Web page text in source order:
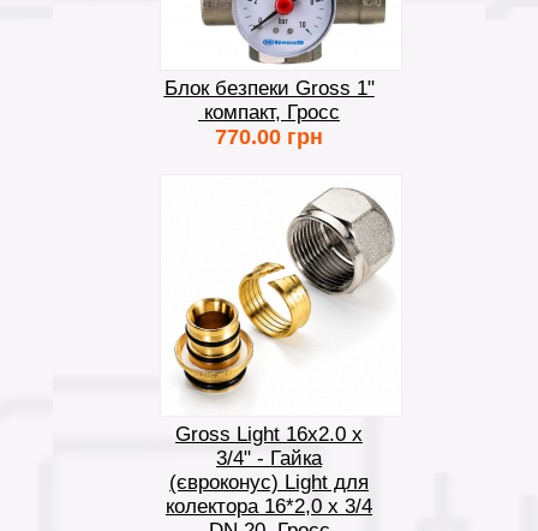
Блок безпеки Gross 1"
компакт, Гросс
770.00 грн
Gross Light 16х2.0 х
3/4" - Гайка
(євроконус) Light для
колектора 16*2,0 х 3/4